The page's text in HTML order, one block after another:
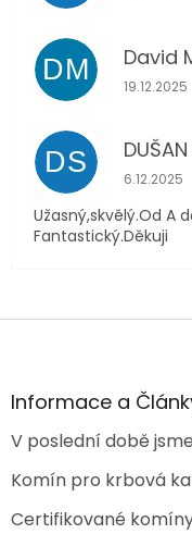
DM David
19.12.2025
DS
6.12.2025
Užasný,skvělý.Od A
Fantastický.Děkuji
Z
aInformace a
V poslední době
Komín pro krbová
Certifikované